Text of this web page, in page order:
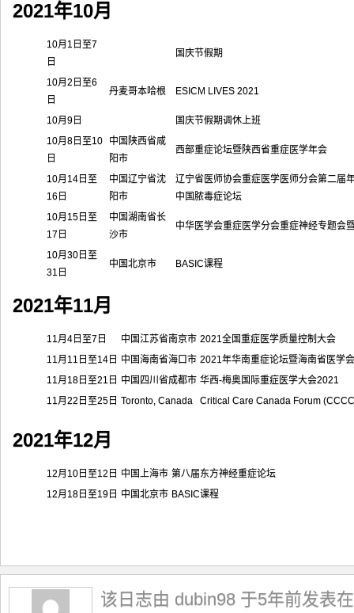
2021年10月
10月1日至7
日
国庆节假期
10月2日至6
日
丹麦哥本哈根 ESICM LIVES 2021
10月9日
国庆节假期调休上班
10月8日至10
日
中国陕西省咸
阳市
西部重症论坛暨陕西省重症医学年会
10月14日至
16日
中国辽宁省沈
阳市
辽宁省医师协会重症医学医师分会第二届
中国脓毒症论坛
10月15日至
17日
中国湖南省长
沙市
中华医学会重症医学分会重症神经专题会
10月30日至
31日
中国北京市 BASIC课程
2021年11月
11月4日至7日 中国江苏省南京市 2021全国重症医学质量控制大会
11月11日至14日 中国海南省海口市 2021年华南重症论坛暨海南省医学
11月18日至21日 中国四川省成都市 华西-梅奥国际重症医学大会2021
11月22日至25日 Toronto, Canada Critical Care Canada Forum
2021年12月
12月10日至12日 中国上海市 第八届东方神经重症论坛
12月18日至19日 中国北京市 BASIC课程
该日志由 dubin98 于5年前发表在